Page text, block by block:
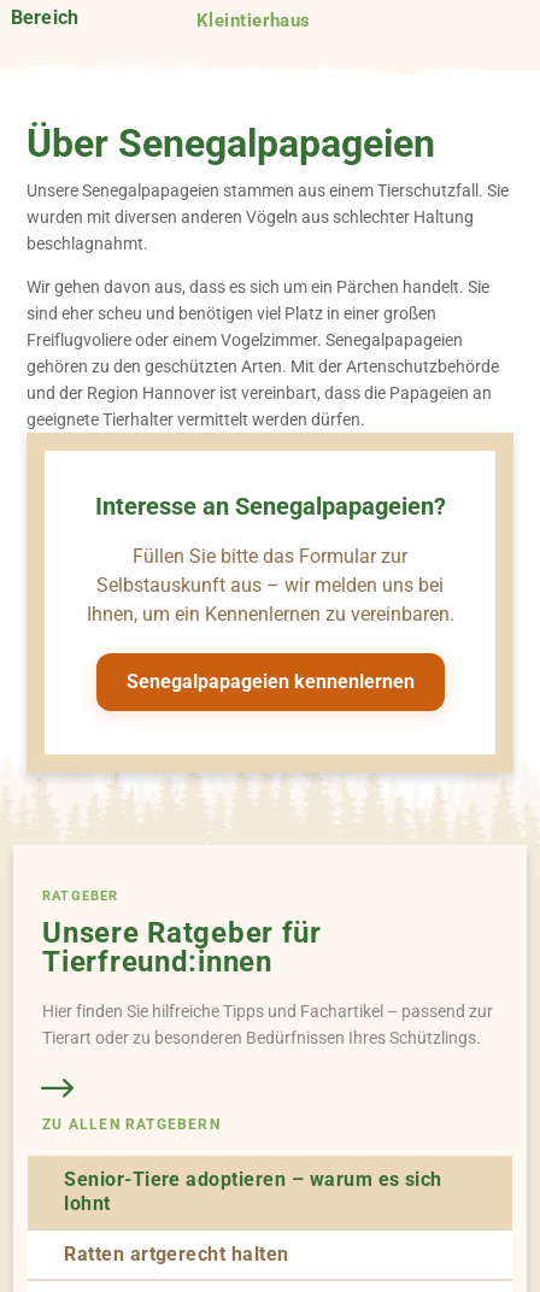
Bereich Kleintierhaus
Über Senegalpapageien
Unsere Senegalpapageien stammen aus einem Tierschutzfall. Sie
wurden mit diversen anderen Vögeln aus schlechter Haltung
beschlagnahmt.
Wir gehen davon aus, dass es sich um ein Pärchen handelt. Sie
sind eher scheu und benötigen viel Platz in einer großen
Freiflugvoliere oder einem Vogelzimmer. Senegalpapageien
gehören zu den geschützten Arten. Mit der Artenschutzbehörde
und der Region Hannover ist vereinbart, dass die Papageien an
geeignete Tierhalter vermittelt werden dürfen.
Interesse an Senegalpapageien?
Füllen Sie bitte das Formular zur
Selbstauskunft aus – wir melden uns bei
Ihnen, um ein Kennenlernen zu vereinbaren.
Senegalpapageien kennenlernen
RATGEBER
Unsere Ratgeber für
Tierfreund:innen
Hier finden Sie hilfreiche Tipps und Fachartikel – passend zur
Tierart oder zu besonderen Bedürfnissen Ihres Schützlings.
ZU ALLEN RATGEBERN
Senior-Tiere adoptieren – warum es sich
lohnt
Ratten artgerecht halten